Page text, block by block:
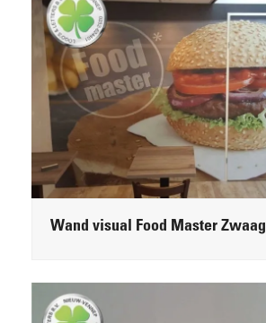
Wand visual Food Master Zwaag